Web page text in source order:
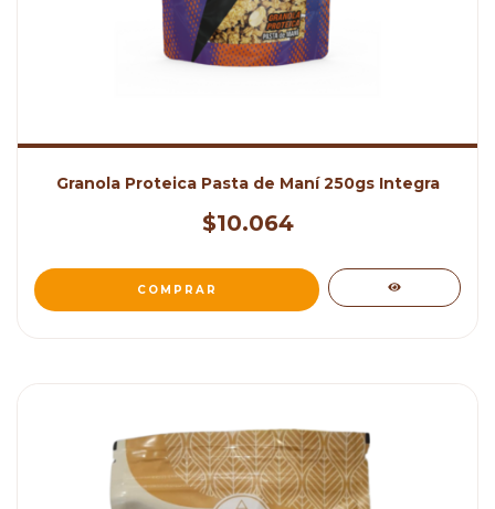
Granola Proteica Pasta de Maní 250gs Integra
$10.064